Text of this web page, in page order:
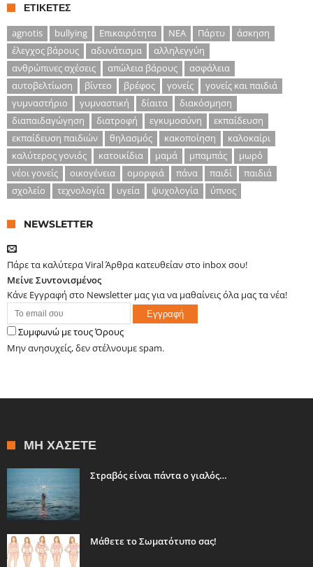
ΕΤΙΚΈΤΕΣ
agnotis
bullying Επικαιρότητα ΝΕΑ Πάρτυ
άσκηση
έλεγχος βάρους
αδυνάτισμα
αλληλεγγύη
ανθρώπινες σχέσεις
απώλεια βάρους
ασφάλεια
αυτοβελτίωση
βίντεο βρέφος γονείς
γονείς και παιδιά
γυμναστήριο
γυμναστική δίαιτα
διακόσμηση
διαπαιδαγώγηση
διατροφή εγκυμοσύνη
εκπαίδευση
εκπαίδευση παιδιών
θηλασμός κακοποίηση
καλοκαίρι
καλύτερος γονιός
κατοικίδια μαμά μπαμπάς
μωρό
νέοι γονείς
οικογένεια ομορφιά πάνα παιδί
παιδιά
σχολείο
τεχνολογία υγεία ψυχολογία ύπνος
NEWSLETTER
Πάρε τα καλύτερα Viral Άρθρα κατευθείαν στο inbox σου!
Μείνε Συντονισμένος
Κάνε Εγγραφή στο Newsletter μας για να μαθαίνεις όλα μας τα νέα!
Συμφωνώ με τους Όρους
Μην ανησυχείς, δεν στέλνουμε spam.
ΜΗ ΧΆΣΕΤΕ
Στραβός είναι πάντα ο γιαλός…
Μάθετε τo Σωματότυπο σας!